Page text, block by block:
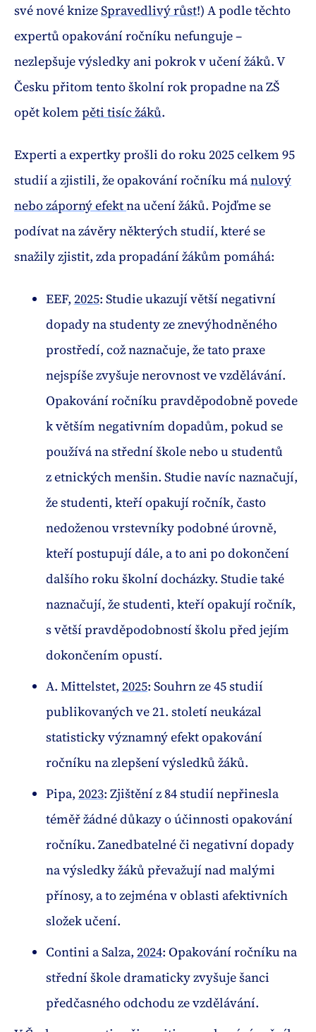
své nové knizeSpravedlivý růst!) A podle těchto
expertů opakování ročníku nefunguje –
nezlepšuje výsledky ani pokrok v učení žáků. V
Česku přitom tento školní rok propadne na ZŠ
opět kolem pěti tisíc žáků.
Experti a expertky prošli do roku 2025 celkem 95
studií a zjistili, že opakování ročníku mánulový
nebo záporný efektna učení žáků. Pojďme se
podívat na závěry některých studií, které se
snažily zjistit, zda propadání žákům pomáhá:
EEF, 2025: Studie ukazují větší negativní
dopady na studenty ze znevýhodněného
prostředí, což naznačuje, že tato praxe
nejspíše zvyšuje nerovnost ve vzdělávání.
Opakování ročníku pravděpodobně povede
k větším negativním dopadům, pokud se
používá na střední škole nebo u studentů
z etnických menšin. Studie navíc naznačují,
že studenti, kteří opakují ročník, často
nedoženou vrstevníky podobné úrovně,
kteří postupují dále, a to ani po dokončení
dalšího roku školní docházky. Studie také
naznačují, že studenti, kteří opakují ročník,
s větší pravděpodobností školu před jejím
dokončením opustí.
A. Mittelstet, 2025: Souhrn ze 45 studií
publikovaných ve 21. století neukázal
statisticky významný efekt opakování
ročníku na zlepšení výsledků žáků.
Pipa, 2023: Zjištění z 84 studií nepřinesla
téměř žádné důkazy o účinnosti opakování
ročníku. Zanedbatelné či negativní dopady
na výsledky žáků převažují nad malými
přínosy, a to zejména v oblasti afektivních
složek učení.
Contini a Salza, 2024: Opakování ročníku na
střední škole dramaticky zvyšuje šanci
předčasného odchodu ze vzdělávání.